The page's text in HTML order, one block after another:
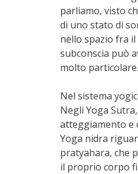
parliamo, visto
di uno stato di
nello spazio fra
subconscia può
molto particolare.
Nel sistema
Negli Yoga
atteggiamento e
Yoga nidra
pratyahara, che
il proprio corpo